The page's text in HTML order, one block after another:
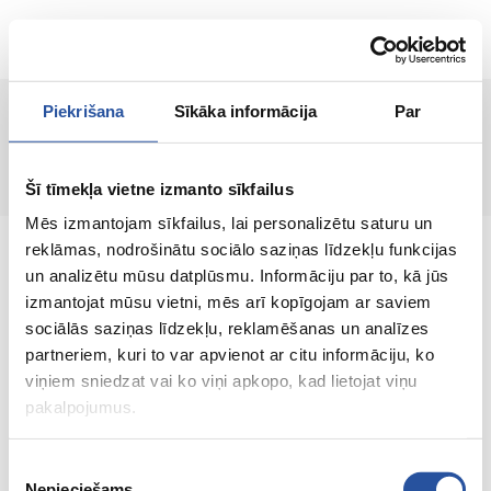
Piekrišana Sīkāka informācija Par
Šī tīmekļa vietne izmanto sīkfailus
Mēs izmantojam sīkfailus, lai personalizētu saturu un
reklāmas, nodrošinātu sociālo saziņas līdzekļu funkcijas
un analizētu mūsu datplūsmu. Informāciju par to, kā jūs
izmantojat mūsu vietni, mēs arī kopīgojam ar saviem
sociālās saziņas līdzekļu, reklamēšanas un analīzes
partneriem, kuri to var apvienot ar citu informāciju, ko
viņiem sniedzat vai ko viņi apkopo, kad lietojat viņu
pakalpojumus.
ET
Lehte ei leitud!
Veebipoodi soodsate hindade ja kvaliteetsete
toodetega, kus kliendi rahulolu on meie
peamine väärtus.
Koik sinu kodu ja aia jaoks!